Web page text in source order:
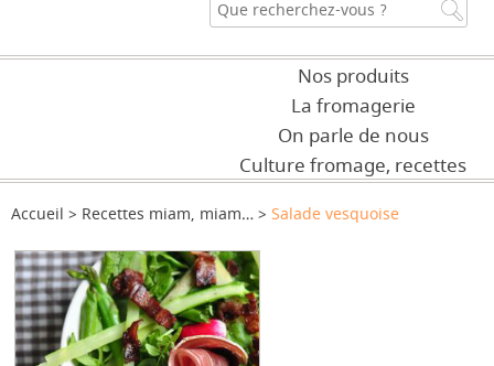
Nos produits
La fromagerie
On parle de nous
Culture fromage, recettes
Accueil Recettes miam, miam… Salade vesquoise